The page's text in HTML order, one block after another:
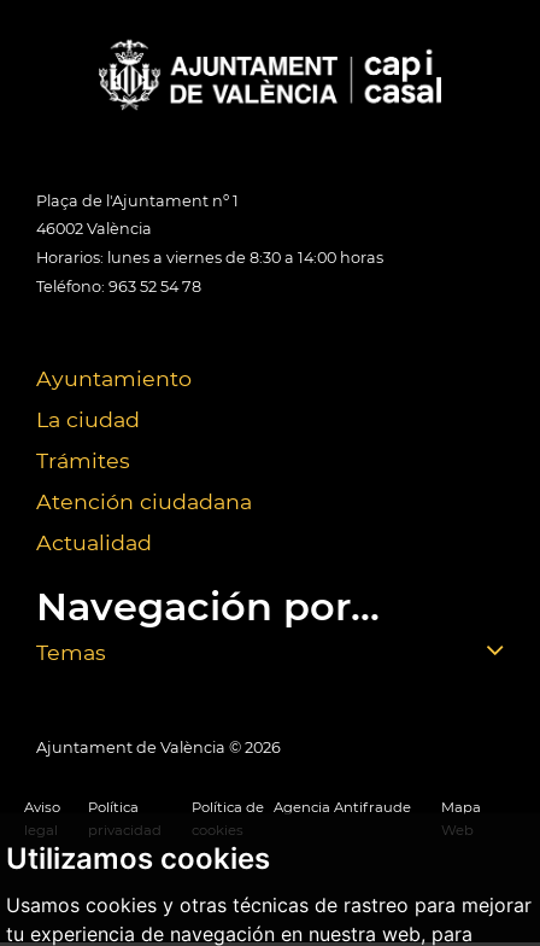
Utilizamos cookies
Usamos cookies y otras técnicas de rastreo para mejorar
tu experiencia de navegación en nuestra web, para
Plaça de l'Ajuntament nº 1
46002 València
Horarios: lunes a viernes de 8:30 a 14:00 horas
Teléfono: 963 52 54 78
Ayuntamiento
La ciudad
Trámites
Atención ciudadana
Actualidad
Navegación por...
Temas
Ajuntament de València © 2026
Aviso
legal
Política
privacidad
Política de
cookies
Agencia Antifraude
Mapa
Web